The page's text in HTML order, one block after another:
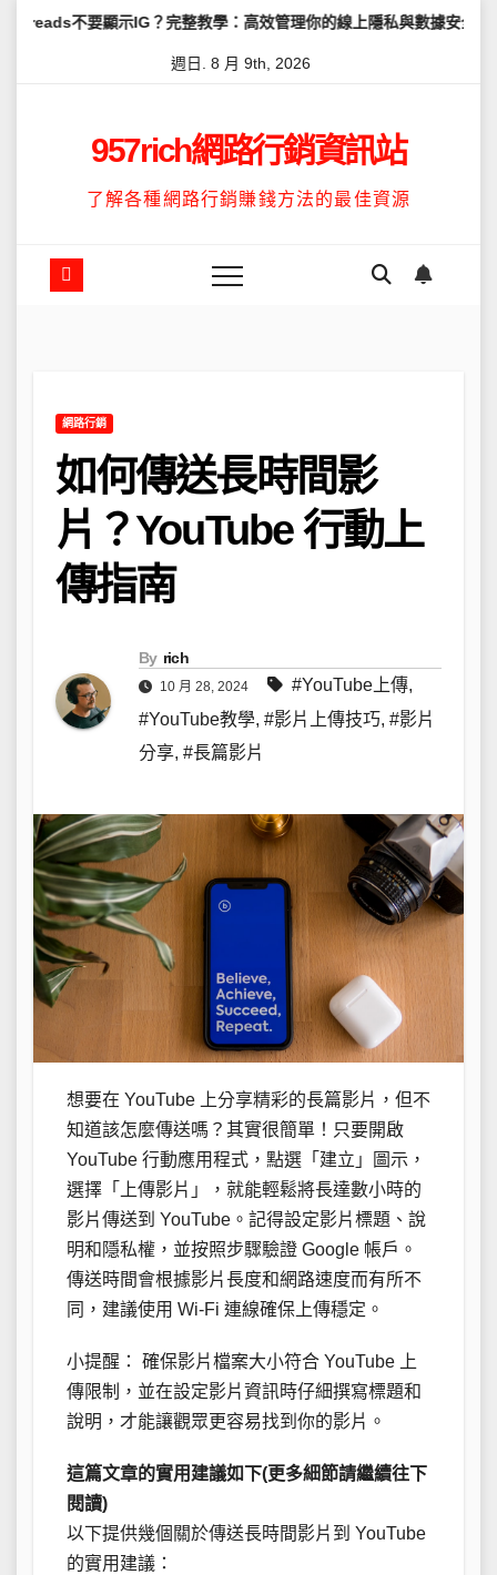
IG？完整教學：高效管理你的線上隱私與數據安全 怎麼讓
週日. 8 月 9th, 2026
957rich網路行銷資訊站
了解各種網路行銷賺錢方法的最佳資源
網路行銷
如何傳送長時間影
片？YouTube 行動上
傳指南
By rich
10 月 28, 2024 #YouTube上傳,
#YouTube教學, #影片上傳技巧, #影片
分享, #長篇影片
想要在 YouTube 上分享精彩的長篇影片，但不
知道該怎麼傳送嗎？其實很簡單！只要開啟
YouTube 行動應用程式，點選「建立」圖示，
選擇「上傳影片」，就能輕鬆將長達數小時的
影片傳送到 YouTube。記得設定影片標題、說
明和隱私權，並按照步驟驗證 Google 帳戶。
傳送時間會根據影片長度和網路速度而有所不
同，建議使用 Wi-Fi 連線確保上傳穩定。
小提醒： 確保影片檔案大小符合 YouTube 上
傳限制，並在設定影片資訊時仔細撰寫標題和
說明，才能讓觀眾更容易找到你的影片。
這篇文章的實用建議如下(更多細節請繼續往下
閱讀)
以下提供幾個關於傳送長時間影片到 YouTube
的實用建議：